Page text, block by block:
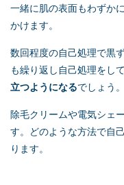
一緒に肌の表面もわずか
かけます。
数回程度の自己処理で黒
も繰り返し自己処理をし
立つようになるでしょう。
除毛クリームや電気シェ
す。どのような方法で自
ります。